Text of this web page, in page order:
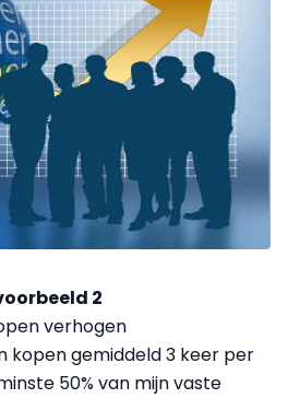
2
verhogen
kopen gemiddeld 3 keer per
50% van mijn vaste